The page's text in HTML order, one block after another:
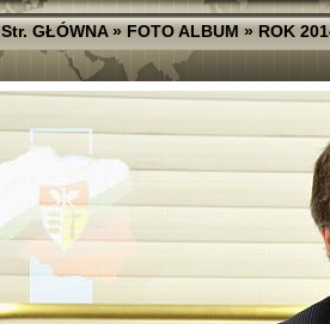
Str. GŁÓWNA»FOTO ALBUM»ROK